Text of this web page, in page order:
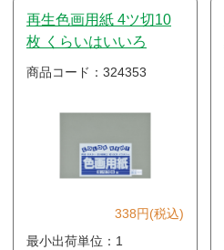
再生色画用紙 4ツ切10
枚 くらいはいいろ
商品コード：324353
338円(税込)
最小出荷単位：1